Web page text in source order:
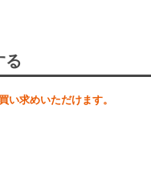
る
い求めいただけます。